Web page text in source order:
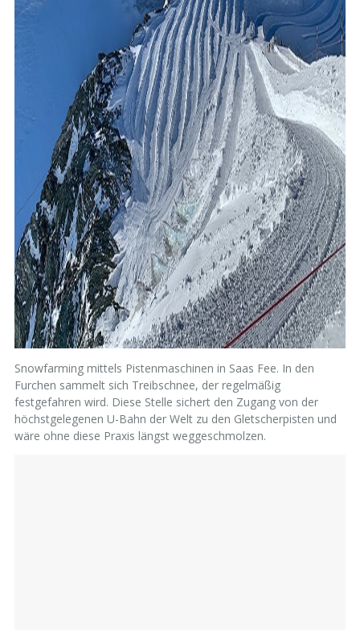
Snowfarming mittels Pistenmaschinen in Saas Fee. In den
Furchen sammelt sich Treibschnee, der regelmäßig
festgefahren wird. Diese Stelle sichert den Zugang von der
höchstgelegenen U-Bahn der Welt zu den Gletscherpisten und
wäre ohne diese Praxis längst weggeschmolzen.